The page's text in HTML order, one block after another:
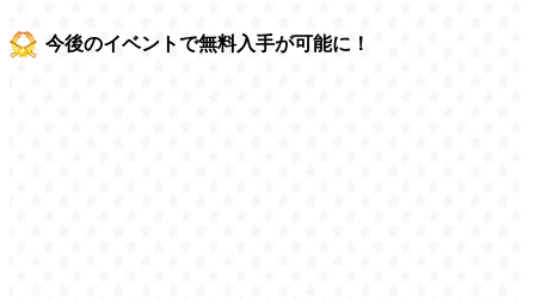
今後のイベントで無料入手が可能に！